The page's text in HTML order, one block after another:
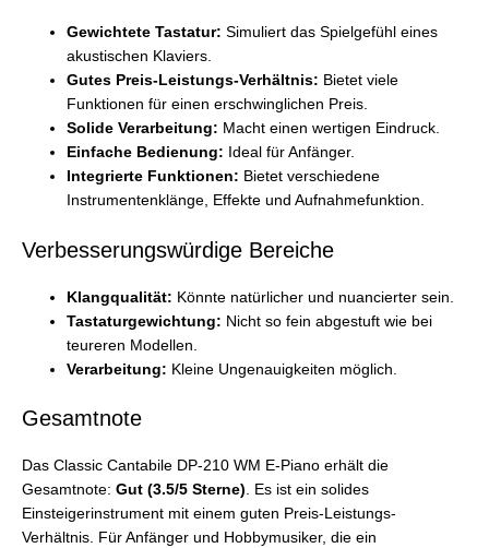
Gewichtete Tastatur: Simuliert das Spielgefühl eines
akustischen Klaviers.
Gutes Preis-Leistungs-Verhältnis: Bietet viele
Funktionen für einen erschwinglichen Preis.
Solide Verarbeitung: Macht einen wertigen Eindruck.
Einfache Bedienung: Ideal für Anfänger.
Integrierte Funktionen: Bietet verschiedene
Instrumentenklänge, Effekte und Aufnahmefunktion.
Verbesserungswürdige Bereiche
Klangqualität: Könnte natürlicher und nuancierter sein.
Tastaturgewichtung: Nicht so fein abgestuft wie bei
teureren Modellen.
Verarbeitung: Kleine Ungenauigkeiten möglich.
Gesamtnote
Das Classic Cantabile DP-210 WM E-Piano erhält die
Gesamtnote: Gut (3.5/5 Sterne). Es ist ein solides
Einsteigerinstrument mit einem guten Preis-Leistungs-
Verhältnis. Für Anfänger und Hobbymusiker, die ein